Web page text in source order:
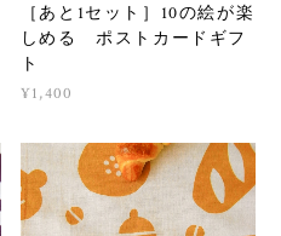
［あと1セット］10の絵が楽
しめる ポストカードギフ
ト
¥1,400